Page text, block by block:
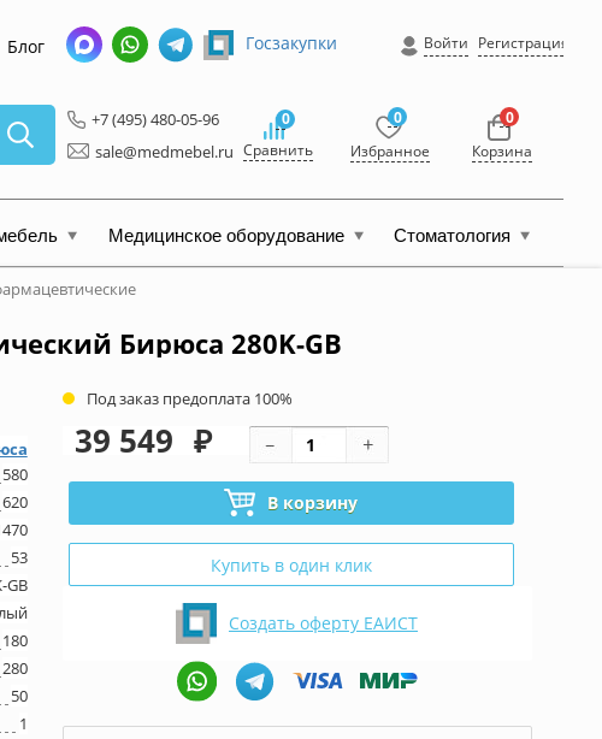
Блог Госзакупки Войти Регистрация
+7 (495) 480-05-96
sale@medmebel.ru
0
Сравнить
0
Избранное
0
Корзина
Медицинское оборудование Стоматология
Бирюса 280K-GB
580
620
53
GB
180
280
50
1
Под заказ предоплата 100%
39 549 ₽
В корзину
Купить в один клик
Создать оферту ЕАИСТ